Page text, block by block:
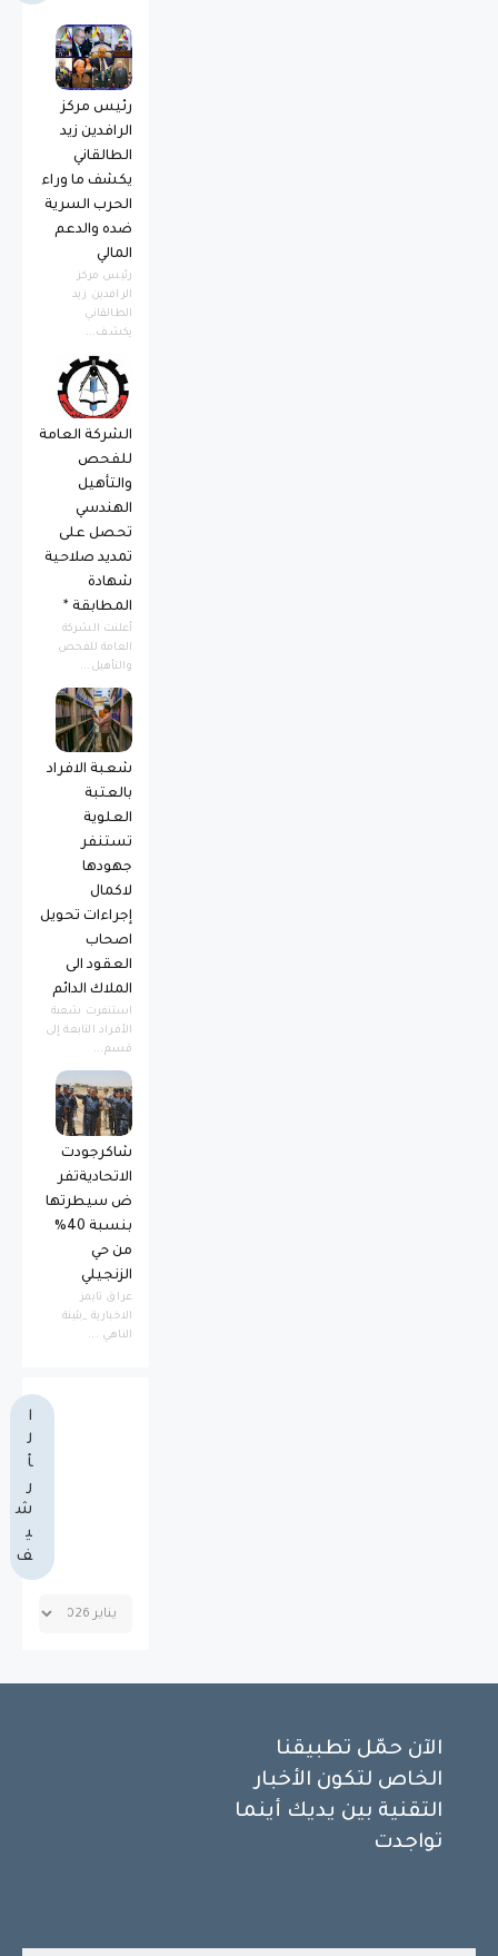
رئيس مركز
الرافدين زيد
الطالقاني
يكشف ما وراء
الحرب السرية
ضده والدعم
المالي
رئيس مركز
الرافدين زيد
الطالقاني
يكشف...
الشركة العامة
للفحص
والتأهيل
الهندسي
تحصل على
تمديد صلاحية
شهادة
المطابقة *
أعلنت الشركة
العامة للفحص
والتأهيل...
شعبة الافراد
بالعتبة
العلوية
تستنفر
جهودها
لاكمال
إجراءات تحويل
اصحاب
العقود الى
الملاك الدائم
استنفرت شعبة
الأفراد التابعة إلى
قسم...
شاكرجودت
الاتحاديةتفر
ض سيطرتها
بنسبة 40%
من حي
الزنجيلي
عراق تايمز
الاخبارية _بثينة
الناهي ...
ا
ل
أ
ر
ش
ي
ف
الآن حمّل تطبيقنا
الخاص لتكون الأخبار
التقنية بين يديك أينما
تواجدت